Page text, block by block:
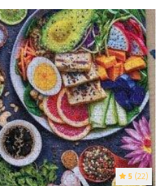
5 (22)